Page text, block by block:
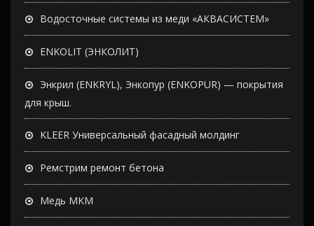
Водосточные системы из меди «АКВАСИСТЕМ»
ENKOLIT (ЭНКОЛИТ)
Энкрил (ENKRYL), Энкопур (ENKOPUR) — покрытия
для крыш.
KLEER Универсальный фасадный молдинг
Ремстрим ремонт бетона
Медь MKM